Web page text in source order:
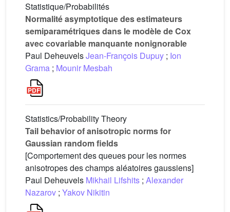
Statistique/Probabilités
Normalité asymptotique des estimateurs
semiparamétriques dans le modèle de Cox
avec covariable manquante nonignorable
Paul DeheuvelsJean-François Dupuy ; Ion
Grama ; Mounir Mesbah
Statistics/Probability Theory
Tail behavior of anisotropic norms for
Gaussian random fields
[Comportement des queues pour les normes
anisotropes des champs aléatoires gaussiens]
Paul Deheuvels Mikhail Lifshits ; Alexander
Nazarov ; Yakov Nikitin